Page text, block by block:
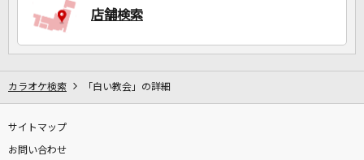
店舗検索
カラオケ検索 「白い教会」の詳細
サイトマップ
お問い合わせ